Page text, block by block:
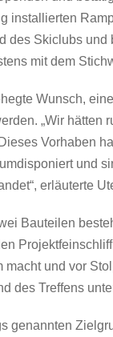
installierten
des Skiclubs
mit dem
Wunsch,
„Wir
Vorhaben
und
erläuterte
Bauteilen
macht und vor
des Treffens
genannten